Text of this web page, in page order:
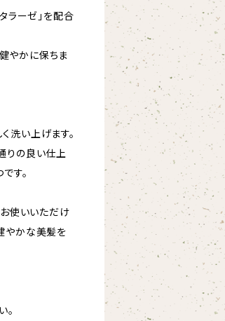
ラーゼ」を配合
やかに保ちま
洗い上げます。
りの良い仕上
す。
使いいただけ
やかな美髪を
。